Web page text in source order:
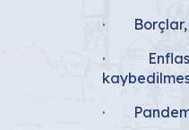
· Borçlar,
·
·